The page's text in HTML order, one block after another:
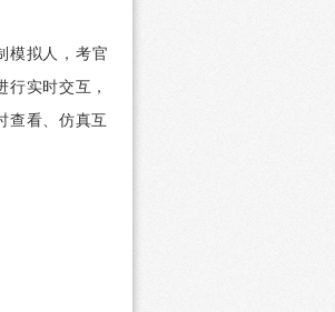
模拟人，考官
实时交互，
查看、仿真互